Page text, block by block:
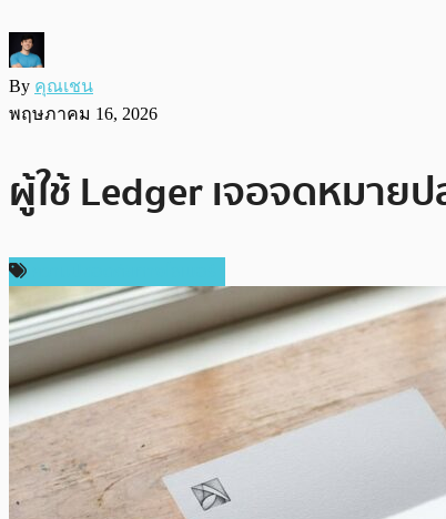
By คุณเชน
พฤษภาคม 16, 2026
ผู้ใช้ Ledger เจอจดหมาย